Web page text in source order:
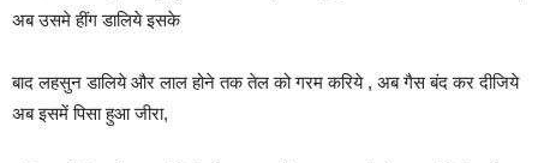
अब उसमे हींग डालिये इसके
बाद लहसुन डालिये और लाल होने तक तेल को गरम करिये , अब गैस बंद कर दीजिये
अब इसमें पिसा हुआ जीरा,